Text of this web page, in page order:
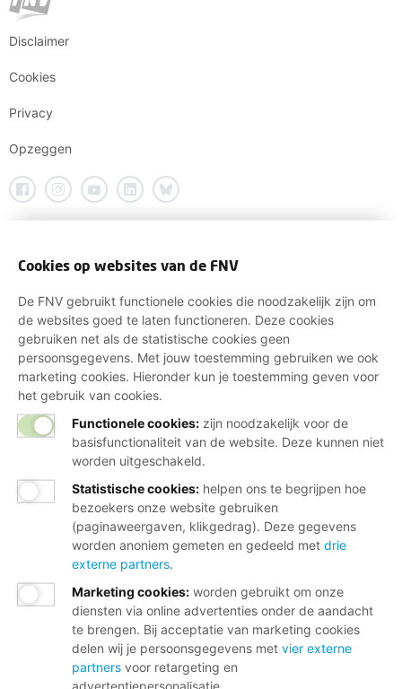
Disclaimer
Cookies
Privacy
Opzeggen
Cookies op websites van de FNV
De FNV gebruikt functionele cookies die noodzakelijk zijn om
de websites goed te laten functioneren. Deze cookies
gebruiken net als de statistische cookies geen
persoonsgegevens. Met jouw toestemming gebruiken we ook
marketing cookies. Hieronder kun je toestemming geven voor
het gebruik van cookies.
Functionele cookies: zijn noodzakelijk voor de
basisfunctionaliteit van de website. Deze kunnen niet
worden uitgeschakeld.
Statistische cookies: helpen ons te begrijpen hoe
bezoekers onze website gebruiken
(paginaweergaven, klikgedrag). Deze gegevens
worden anoniem gemeten en gedeeld met drie
externe partners.
Marketing cookies: worden gebruikt om onze
diensten via online advertenties onder de aandacht
te brengen. Bij acceptatie van marketing cookies
delen wij je persoonsgegevens met vier externe
partners voor retargeting en
advertentiepersonalisatie.